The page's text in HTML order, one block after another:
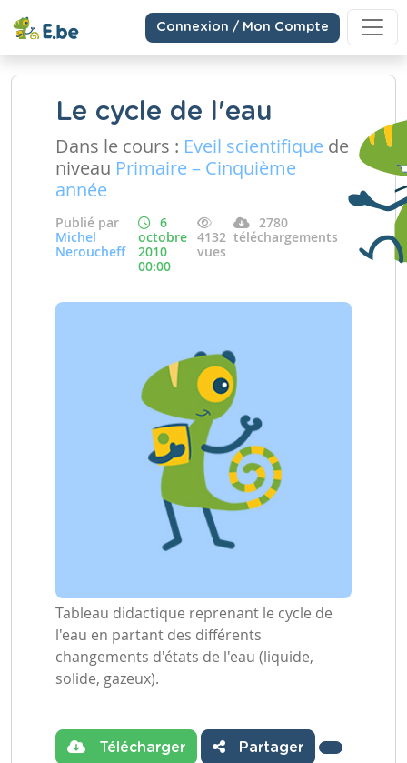
Connexion / Mon Compte
Le cycle de l'eau
Dans le cours : Eveil scientifique de
niveau Primaire – Cinquième
année
Publié par
Michel
Neroucheff
6
octobre
2010
00:00
4132
vues
2780
téléchargements
Tableau didactique reprenant le cycle de
l'eau en partant des différents
changements d'états de l'eau (liquide,
solide, gazeux).
Télécharger Partager